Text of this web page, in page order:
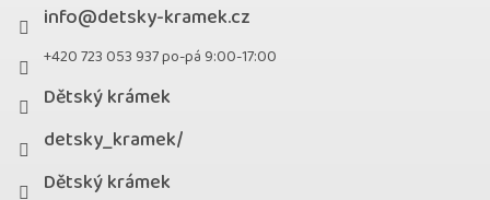
info@detsky-kramek.cz
+420 723 053 937 po-pá 9:00-17:00
Dětský krámek
detsky_kramek/
Dětský krámek